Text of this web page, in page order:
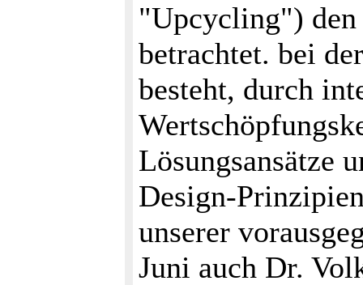
"Upcycling") den
betrachtet. bei
besteht, durch
Lösungsansätze
Design-
unserer
Juni auch Dr.